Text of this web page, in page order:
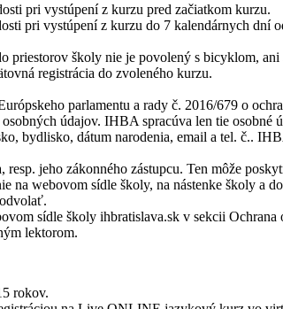
pri vystúpení z kurzu pred začiatkom kurzu.
pri vystúpení z kurzu do 7 kalendárnych dní
priestorov školy nie je povolený s bicyklom,
registrácia do zvoleného kurzu.
parlamentu a rady č. 2016/679 o
údajov. IHBA spracúva len tie osobné
bydlisko, dátum narodenia, email a tel. č..
jeho zákonného zástupcu. Ten môže
na webovom sídle školy, na nástenke školy
sídle školy ihbratislava.sk v sekcii Ochrana
lektorom.
rokov.